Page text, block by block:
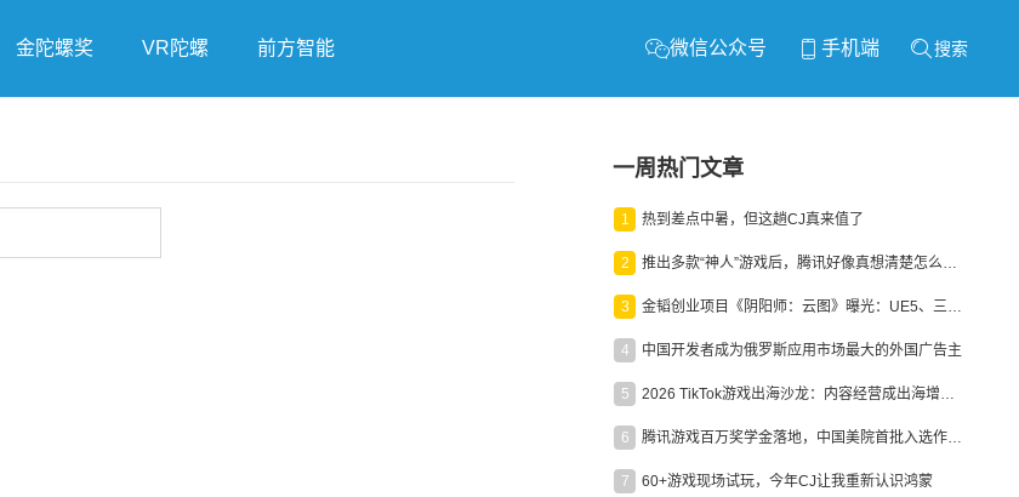
金陀螺奖 VR陀螺 前方智能 微信公众号 手机端 搜索
一周热门文章
1 热到差点中暑，但这趟CJ真来值了
2 推出多款“神人”游戏后，腾讯好像真想清楚怎么做二次元了
3 金韬创业项目《阴阳师：云图》曝光：UE5、三端互通、ARPG
4 中国开发者成为俄罗斯应用市场最大的外国广告主
5 2026 TikTok游戏出海沙龙：内容经营成出海增长新引擎
6 腾讯游戏百万奖学金落地，中国美院首批入选作品获业内关注
7 60+游戏现场试玩，今年CJ让我重新认识鸿蒙